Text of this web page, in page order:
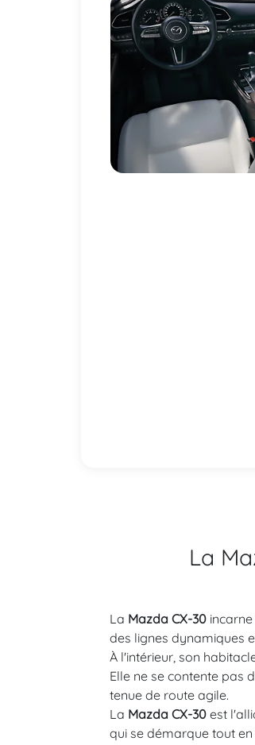
La
La Mazda CX-30
des lignes dynamiques
À l'intérieur, son
Elle ne se contente pas
tenue de route agile.
La Mazda CX-30 est
qui se démarque tout